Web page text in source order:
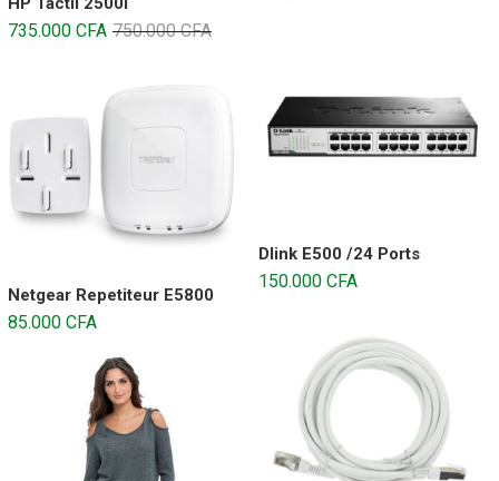
750.000CFA
735.000 CFA
Netgear Repetiteur E5800
85.000 CFA
Dlink E500 /24 Ports
150.000 CFA